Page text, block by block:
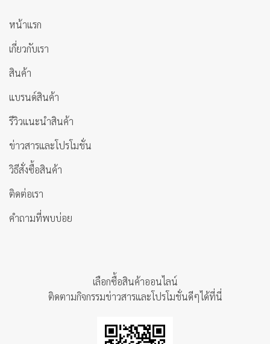
หน้าแรก
เกี่ยวกับเรา
สินค้า
แบรนด์สินค้า
รีวิวแนะนำสินค้า
ข่าวสารและโปรโมชั่น
วิธีสั่งซื้อสินค้า
ติดต่อเรา
คำถามที่พบบ่อย
เลือกซื้อสินค้าออนไลน์
ติดตามกิจกรรมข่าวสารและโปรโมชั่นดีๆได้ที่นี่